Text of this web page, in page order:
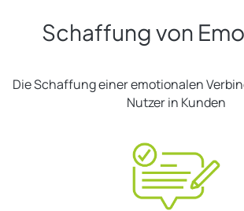
Schaffung von
Die Schaffung einer emotionalen
Nutzer in Kunden